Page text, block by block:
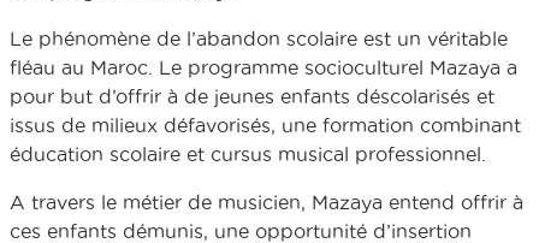
Le phénomène de l’abandon scolaire est un véritable
fléau au Maroc. Le programme socioculturel Mazaya a
pour but d’offrir à de jeunes enfants déscolarisés et
issus de milieux défavorisés, une formation combinant
éducation scolaire et cursus musical professionnel.
A travers le métier de musicien, Mazaya entend offrir à
ces enfants démunis, une opportunité d’insertion